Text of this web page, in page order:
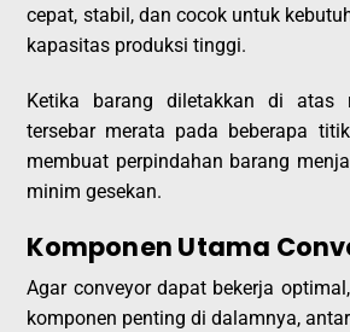
cepat, stabil, dan cocok untuk
kapasitas produksi tinggi.
Ketika barang diletakkan di atas
tersebar merata pada beberapa
membuat perpindahan barang
minim gesekan.
Komponen Utama
Agar conveyor dapat bekerja
komponen penting di dalamnya,